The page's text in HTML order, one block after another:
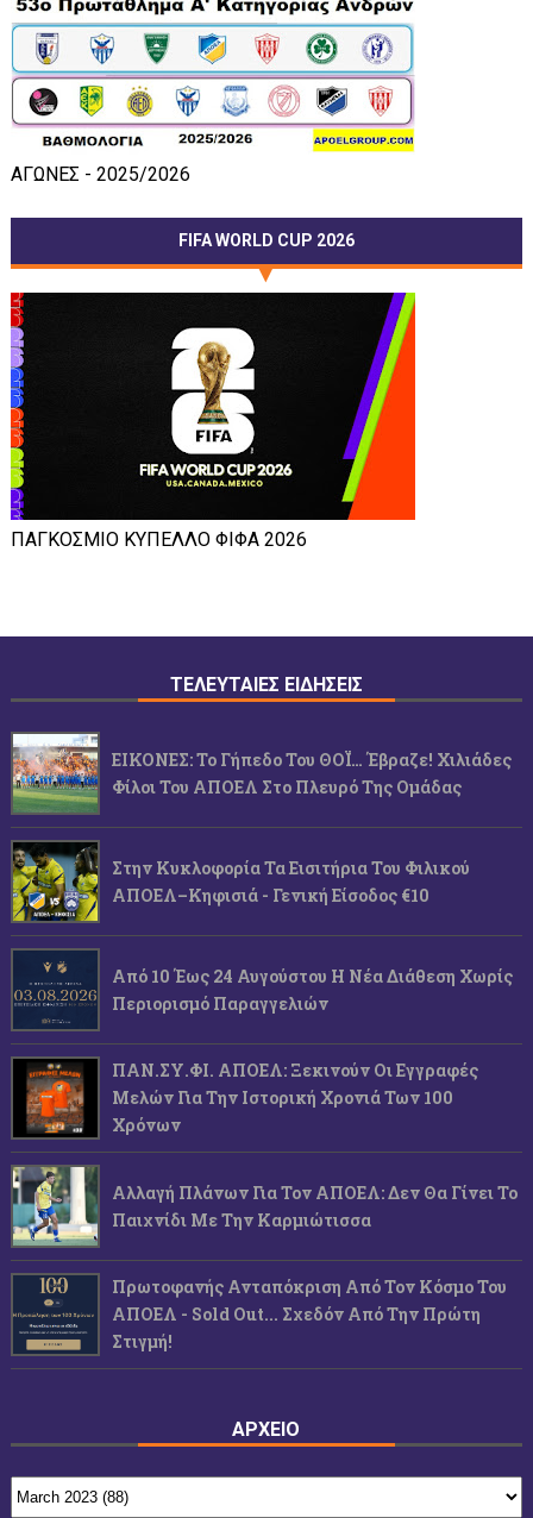
ΑΓΩΝΕΣ - 2025/2026
FIFA WORLD CUP 2026
ΠΑΓΚΟΣΜΙΟ ΚΥΠΕΛΛΟ ΦΙΦΑ 2026
ΤΕΛΕΥΤΑΙΕΣ ΕΙΔΗΣΕΙΣ
ΕΙΚΟΝΕΣ: Το Γήπεδο Του ΘΟΪ… Έβραζε! Χιλιάδες
Φίλοι Του ΑΠΟΕΛ Στο Πλευρό Της Ομάδας
Στην Κυκλοφορία Τα Εισιτήρια Του Φιλικού
ΑΠΟΕΛ–Κηφισιά - Γενική Είσοδος €10
Από 10 Έως 24 Αυγούστου Η Νέα Διάθεση Χωρίς
Περιορισμό Παραγγελιών
ΠΑΝ.ΣΥ.ΦΙ. ΑΠΟΕΛ: Ξεκινούν Οι Εγγραφές
Μελών Για Την Ιστορική Χρονιά Των 100
Χρόνων
Αλλαγή Πλάνων Για Τον ΑΠΟΕΛ: Δεν Θα Γίνει Το
Παιχνίδι Με Την Καρμιώτισσα
Πρωτοφανής Ανταπόκριση Από Τον Κόσμο Του
ΑΠΟΕΛ - Sold Out... Σχεδόν Από Την Πρώτη
Στιγμή!
ΑΡΧΕΙΟ